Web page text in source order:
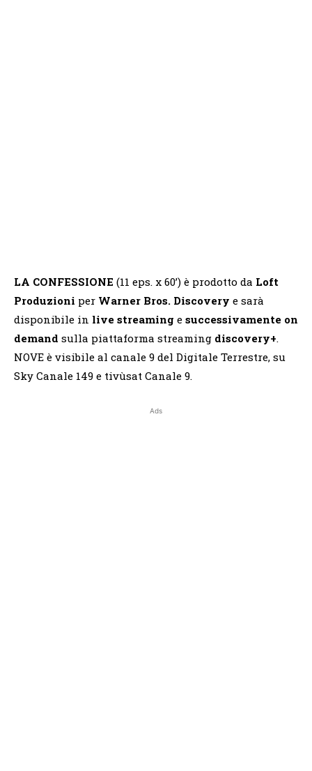
LA CONFESSIONE (11 eps. x 60’) è prodotto da Loft
Produzioni per Warner Bros. Discovery e sarà
disponibile in live streaming e successivamente on
demand sulla piattaforma streaming discovery+.
NOVE è visibile al canale 9 del Digitale Terrestre, su
Sky Canale 149 e tivùsat Canale 9.
Ads